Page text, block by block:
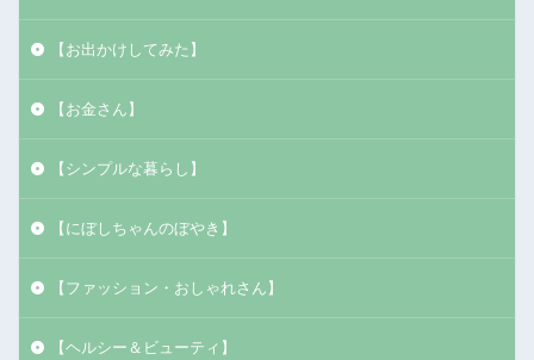
【お出かけしてみた】
【お金さん】
【シンプルな暮らし】
【にぼしちゃんのぼやき】
【ファッション・おしゃれさん】
【ヘルシー＆ビューティ】